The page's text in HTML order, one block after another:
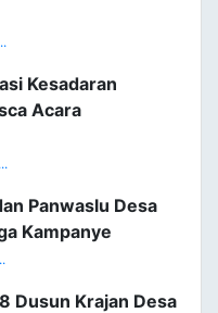
Kesadaran
Acara
Panwaslu Desa
Kampanye
Dusun Krajan Desa